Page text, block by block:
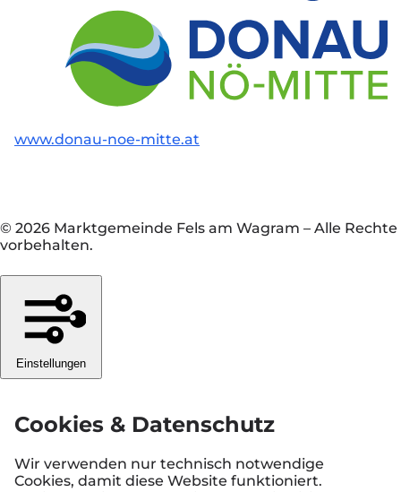
www.donau-noe-mitte.at
© 2026 Marktgemeinde Fels am Wagram – Alle Rechte
vorbehalten.
Einstellungen
Cookies & Datenschutz
Wir verwenden nur technisch notwendige
Cookies, damit diese Website funktioniert.